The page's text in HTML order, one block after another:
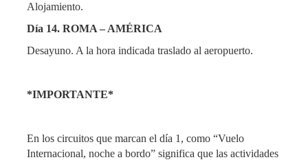
Alojamiento.
Día 14. ROMA – AMÉRICA
Desayuno. A la hora indicada traslado al aeropuerto.
*IMPORTANTE*
En los circuitos que marcan el día 1, como “Vuelo
Internacional, noche a bordo” significa que las actividades